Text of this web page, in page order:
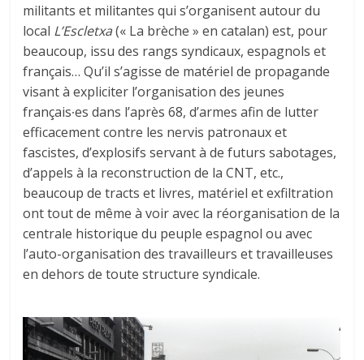
militants et militantes qui s’organisent autour du
local L’Escletxa(« La brèche » en catalan) est, pour
beaucoup, issu des rangs syndicaux, espagnols et
français… Qu’il s’agisse de matériel de propagande
visant à expliciter l’organisation des jeunes
français∙es dans l’après 68, d’armes afin de lutter
efficacement contre les nervis patronaux et
fascistes, d’explosifs servant à de futurs sabotages,
d’appels à la reconstruction de la CNT, etc.,
beaucoup de tracts et livres, matériel et exfiltration
ont tout de même à voir avec la réorganisation de la
centrale historique du peuple espagnol ou avec
l’auto-organisation des travailleurs et travailleuses
en dehors de toute structure syndicale.